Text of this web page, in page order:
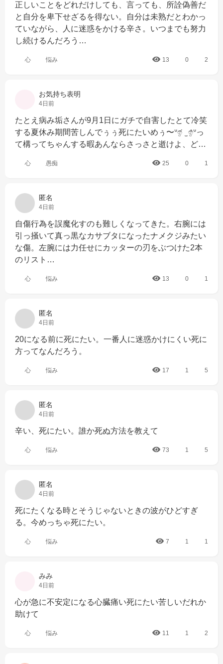
正しいことをどれだけしても、言っても、所詮偽善だ
と自分を卑下せざるを得ない。自分は未熟だとわかっ
ていながら、人に迷惑をかける辛さ。いつまでも努力
し続けるんだろう…
心 悩み 13 0 2
お気持ち表明
4日前
たとえ病み垢さんが9月1日にガチで自害したとて冷笑
する夏休み期間苦しんでぅぅ死にたいめぅ〜ᐡඉ́  ̫ ඉ̀ᐡっ
て構ってちゃんする暇あんならさっさと逝けよ、ど…
心 愚痴 25 0 1
匿名
4日前
自傷行為を誤魔化すのも難しくなってきた。右腕には
引っ掻いて真っ黒なカサブタになったナメクジみたい
な傷。左腕には力任せにカッターの刃をぶつけた2本
のリスト…
心 悩み 13 0 1
匿名
4日前
20になる前に死にたい。一番人に迷惑かけにくい死に
方ってなんだろう。
心 悩み 17 1 5
匿名
4日前
辛い、死にたい。誰か死ぬ方法を教えて
心 悩み 73 1 5
匿名
4日前
死にたくなる時とそうじゃないときの波がひどすぎ
る。今めっちゃ死にたい。
心 悩み 7 1 1
みみ
4日前
心が急に不安定になる心臓痛い死にたい苦しいだれか
助けて
心 悩み 11 1 2